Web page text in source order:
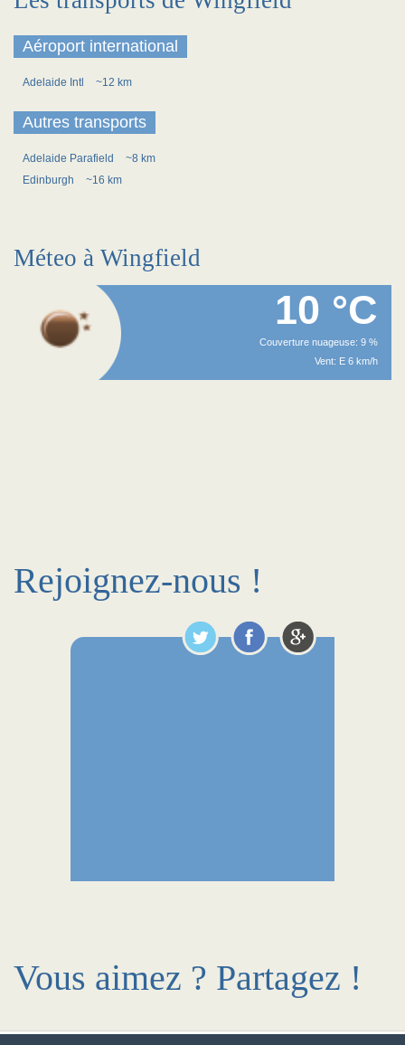
Aéroport international
Adelaide Intl ~12 km
Autres transports
Adelaide Parafield
~8 km
Edinburgh
~16 km
Méteo à Wingfield
10 °C
Couverture nuageuse: 9 %
Vent: E 6 km/h
Rejoignez-nous !
Vous aimez ? Partagez !